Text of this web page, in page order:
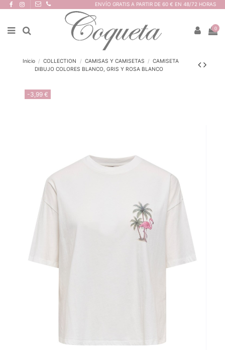
ENVÍO GRATIS A PARTIR DE 60 € EN 48/72 HORAS
0
Inicio COLLECTION CAMISAS Y CAMISETAS
CAMISETA
DIBUJO COLORES BLANCO, GRIS Y ROSA BLANCO
-3,99 €